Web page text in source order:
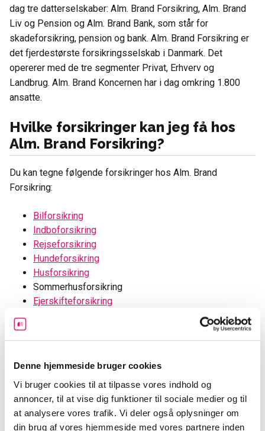
Denne hjemmeside bruger cookies
Vi bruger cookies til at tilpasse vores indhold og
annoncer, til at vise dig funktioner til sociale medier og til
at analysere vores trafik. Vi deler også oplysninger om
din brug af vores hjemmeside med vores partnere inden
dag tre datterselskaber: Alm. Brand Forsikring, Alm. Brand
Liv og Pension og Alm. Brand Bank, som står for
skadeforsikring, pension og bank. Alm. Brand Forsikring er
det fjerdestørste forsikringsselskab i Danmark. Det
opererer med de tre segmenter Privat, Erhverv og
Landbrug. Alm. Brand Koncernen har i dag omkring 1.800
ansatte.
Hvilke forsikringer kan jeg få hos
Alm. Brand Forsikring?
Du kan tegne følgende forsikringer hos Alm. Brand
Forsikring:
Bilforsikring
Indboforsikring
Rejseforsikring
Hundeforsikring
Husforsikring
Sommerhusforsikring
Ejerskifteforsikring
Bådforsikring
Knallertforsikring
Motorcykelforsikring
Veteranforsikring
Ungdomforsikring
Gravidforsikring